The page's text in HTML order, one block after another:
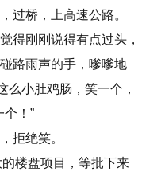
过桥，上高速公路。
得刚刚说得有点过头，
路雨声的手，嗲嗲地
么小肚鸡肠，笑一个，
个！”
拒绝笑。
楼盘项目，等批下来